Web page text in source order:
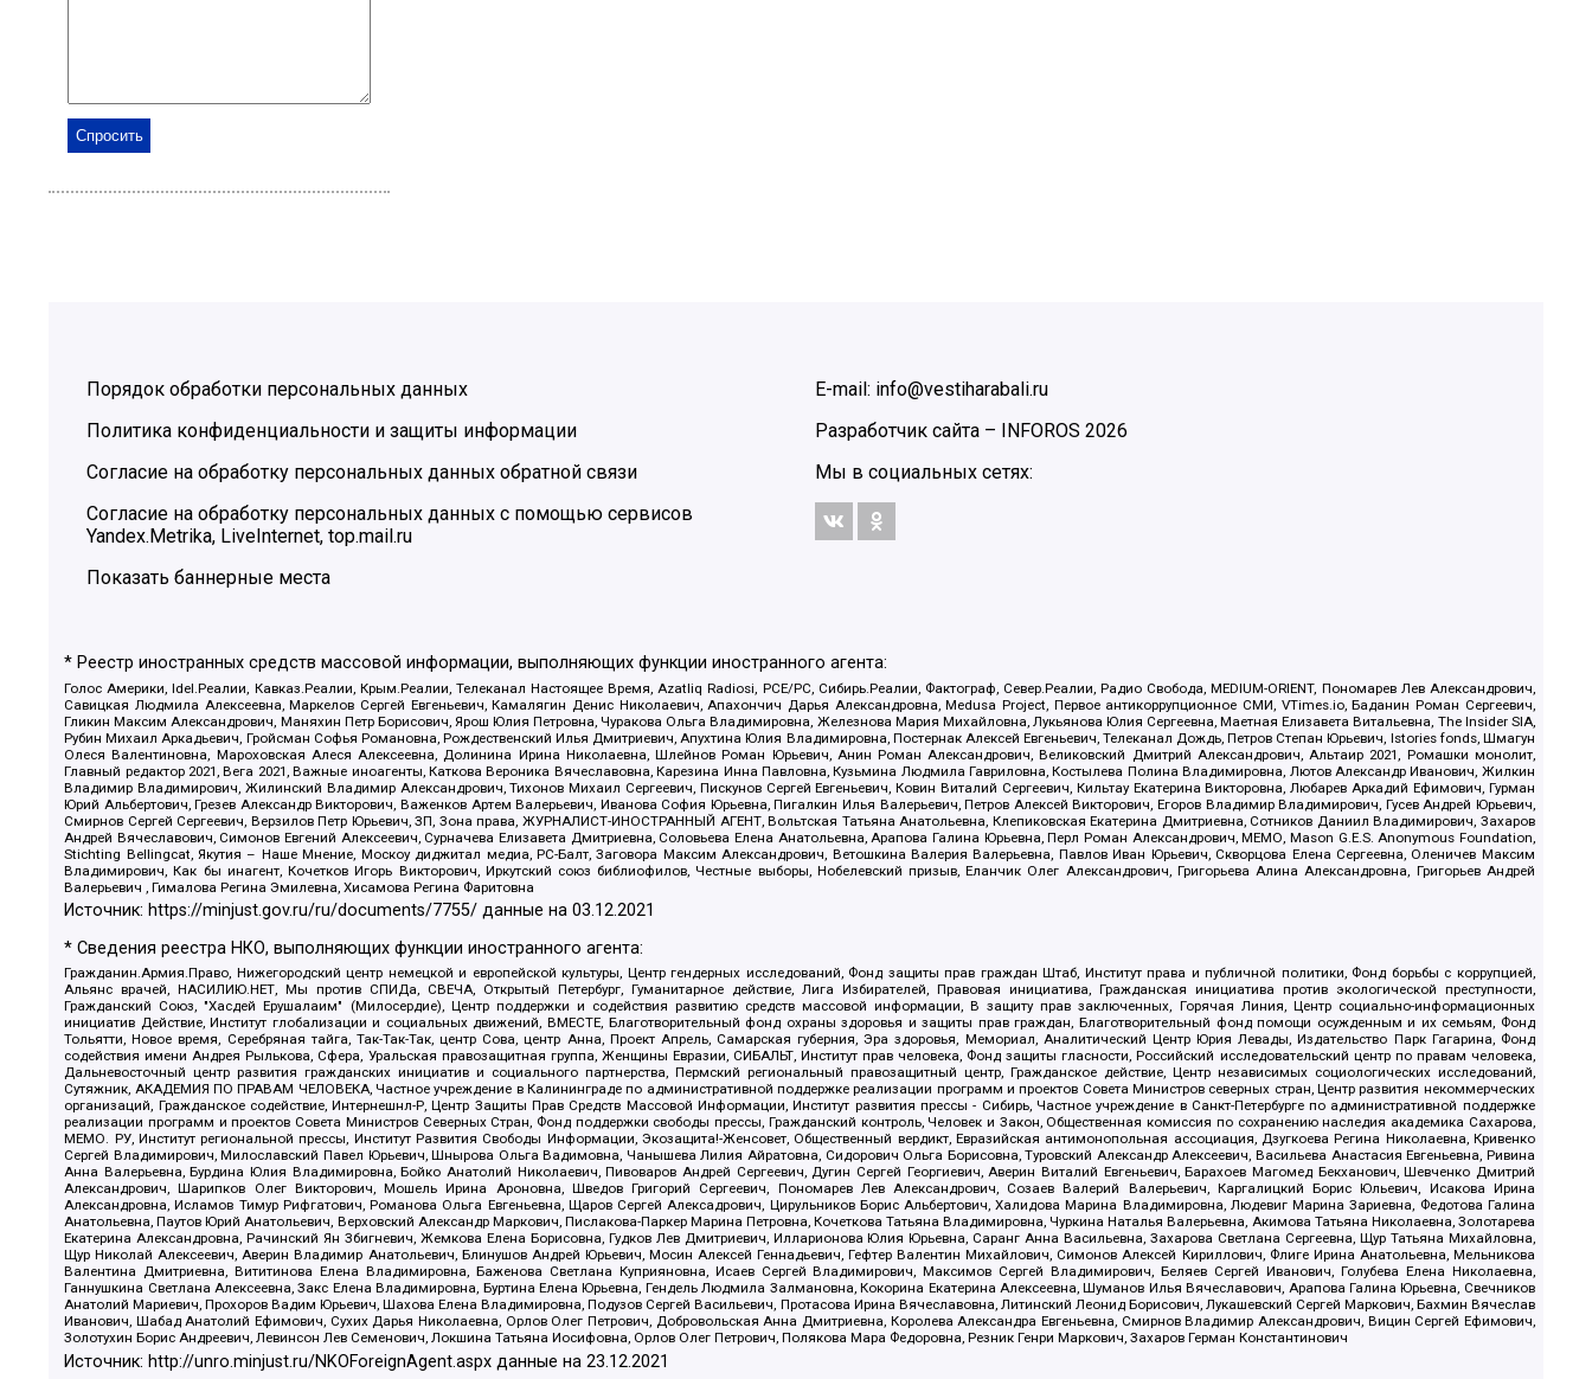
Порядок обработки персональных данных
Политика конфиденциальности и защиты информации
Согласие на обработку персональных данных обратной связи
Согласие на обработку персональных данных с помощью сервисов
Yandex.Metrika, LiveInternet, top.mail.ru
Показать баннерные места
E-mail: info@vestiharabali.ru
Разработчик сайта –
INFOROS 2026
Мы в социальных сетях:
* Реестр иностранных средств массовой информации, выполняющих функции иностранного агента:
Голос Америки, Idel.Реалии, Кавказ.Реалии, Крым.Реалии, Телеканал Настоящее Время, Azatliq Radiosi, PCE/PC, Сибирь.Реалии, Фактограф, Север.Реалии, Радио Свобода, MEDIUM-ORIENT, Пономарев Лев Александрович,
Савицкая Людмила Алексеевна, Маркелов Сергей Евгеньевич, Камалягин Денис Николаевич, Апахончич Дарья Александровна, Medusa Project, Первое антикоррупционное СМИ, VTimes.io, Баданин Роман Сергеевич,
Гликин Максим Александрович, Маняхин Петр Борисович, Ярош Юлия Петровна, Чуракова Ольга Владимировна, Железнова Мария Михайловна, Лукьянова Юлия Сергеевна, Маетная Елизавета Витальевна, The Insider SIA,
Рубин Михаил Аркадьевич, Гройсман Софья Романовна, Рождественский Илья Дмитриевич, Апухтина Юлия Владимировна, Постернак Алексей Евгеньевич, Телеканал Дождь, Петров Степан Юрьевич, Istories fonds, Шмагун
Олеся Валентиновна, Мароховская Алеся Алексеевна, Долинина Ирина Николаевна, Шлейнов Роман Юрьевич, Анин Роман Александрович, Великовский Дмитрий Александрович, Альтаир 2021, Ромашки монолит,
Главный редактор 2021, Вега 2021, Важные иноагенты, Каткова Вероника Вячеславовна, Карезина Инна Павловна, Кузьмина Людмила Гавриловна, Костылева Полина Владимировна, Лютов Александр Иванович, Жилкин
Владимир Владимирович, Жилинский Владимир Александрович, Тихонов Михаил Сергеевич, Пискунов Сергей Евгеньевич, Ковин Виталий Сергеевич, Кильтау Екатерина Викторовна, Любарев Аркадий Ефимович, Гурман
Юрий Альбертович, Грезев Александр Викторович, Важенков Артем Валерьевич, Иванова София Юрьевна, Пигалкин Илья Валерьевич, Петров Алексей Викторович, Егоров Владимир Владимирович, Гусев Андрей Юрьевич,
Смирнов Сергей Сергеевич, Верзилов Петр Юрьевич, ЗП, Зона права, ЖУРНАЛИСТ-ИНОСТРАННЫЙ АГЕНТ, Вольтская Татьяна Анатольевна, Клепиковская Екатерина Дмитриевна, Сотников Даниил Владимирович, Захаров
Андрей Вячеславович, Симонов Евгений Алексеевич, Сурначева Елизавета Дмитриевна, Соловьева Елена Анатольевна, Арапова Галина Юрьевна, Перл Роман Александрович, МЕМО, Mason G.E.S. Anonymous Foundation,
Stichting Bellingcat, Якутия – Наше Мнение, Москоу диджитал медиа, РС-Балт, Заговора Максим Александрович, Ветошкина Валерия Валерьевна, Павлов Иван Юрьевич, Скворцова Елена Сергеевна, Оленичев Максим
Владимирович, Как бы инагент, Кочетков Игорь Викторович, Иркутский союз библиофилов, Честные выборы, Нобелевский призыв, Еланчик Олег Александрович, Григорьева Алина Александровна, Григорьев Андрей
Валерьевич , Гималова Регина Эмилевна, Хисамова Регина Фаритовна
Источник: https://minjust.gov.ru/ru/documents/7755/ данные на03.12.2021
* Сведения реестра НКО, выполняющих функции иностранного агента:
Гражданин.Армия.Право, Нижегородский центр немецкой и европейской культуры, Центр гендерных исследований, Фонд защиты прав граждан Штаб, Институт права и публичной политики, Фонд борьбы с коррупцией,
Альянс врачей, НАСИЛИЮ.НЕТ, Мы против СПИДа, СВЕЧА, Открытый Петербург, Гуманитарное действие, Лига Избирателей, Правовая инициатива, Гражданская инициатива против экологической преступности,
Гражданский Союз, "Хасдей Ерушалаим" (Милосердие), Центр поддержки и содействия развитию средств массовой информации, В защиту прав заключенных, Горячая Линия, Центр социально-информационных
инициатив Действие, Институт глобализации и социальных движений, ВМЕСТЕ, Благотворительный фонд охраны здоровья и защиты прав граждан, Благотворительный фонд помощи осужденным и их семьям, Фонд
Тольятти, Новое время, Серебряная тайга, Так-Так-Так, центр Сова, центр Анна, Проект Апрель, Самарская губерния, Эра здоровья, Мемориал, Аналитический Центр Юрия Левады, Издательство Парк Гагарина, Фонд
содействия имени Андрея Рылькова, Сфера, Уральская правозащитная группа, Женщины Евразии, СИБАЛЬТ, Институт прав человека, Фонд защиты гласности, Российский исследовательский центр по правам человека,
Дальневосточный центр развития гражданских инициатив и социального партнерства, Пермский региональный правозащитный центр, Гражданское действие, Центр независимых социологических исследований,
Сутяжник, АКАДЕМИЯ ПО ПРАВАМ ЧЕЛОВЕКА, Частное учреждение в Калининграде по административной поддержке реализации программ и проектов Совета Министров северных стран, Центр развития некоммерческих
организаций, Гражданское содействие, Интернешнл-Р, Центр Защиты Прав Средств Массовой Информации, Институт развития прессы - Сибирь, Частное учреждение в Санкт-Петербурге по административной поддержке
реализации программ и проектов Совета Министров Северных Стран, Фонд поддержки свободы прессы, Гражданский контроль, Человек и Закон, Общественная комиссия по сохранению наследия академика Сахарова,
МЕМО. РУ, Институт региональной прессы, Институт Развития Свободы Информации, Экозащита!-Женсовет, Общественный вердикт, Евразийская антимонопольная ассоциация, Дзугкоева Регина Николаевна, Кривенко
Сергей Владимирович, Милославский Павел Юрьевич, Шнырова Ольга Вадимовна, Чанышева Лилия Айратовна, Сидорович Ольга Борисовна, Туровский Александр Алексеевич, Васильева Анастасия Евгеньевна, Ривина
Анна Валерьевна, Бурдина Юлия Владимировна, Бойко Анатолий Николаевич, Пивоваров Андрей Сергеевич, Дугин Сергей Георгиевич, Аверин Виталий Евгеньевич, Барахоев Магомед Бекханович, Шевченко Дмитрий
Александрович, Шарипков Олег Викторович, Мошель Ирина Ароновна, Шведов Григорий Сергеевич, Пономарев Лев Александрович, Созаев Валерий Валерьевич, Каргалицкий Борис Юльевич, Исакова Ирина
Александровна, Исламов Тимур Рифгатович, Романова Ольга Евгеньевна, Щаров Сергей Алексадрович, Цирульников Борис Альбертович, Халидова Марина Владимировна, Людевиг Марина Зариевна, Федотова Галина
Анатольевна, Паутов Юрий Анатольевич, Верховский Александр Маркович, Пислакова-Паркер Марина Петровна, Кочеткова Татьяна Владимировна, Чуркина Наталья Валерьевна, Акимова Татьяна Николаевна, Золотарева
Екатерина Александровна, Рачинский Ян Збигневич, Жемкова Елена Борисовна, Гудков Лев Дмитриевич, Илларионова Юлия Юрьевна, Саранг Анна Васильевна, Захарова Светлана Сергеевна, Щур Татьяна Михайловна,
Щур Николай Алексеевич, Аверин Владимир Анатольевич, Блинушов Андрей Юрьевич, Мосин Алексей Геннадьевич, Гефтер Валентин Михайлович, Симонов Алексей Кириллович, Флиге Ирина Анатольевна, Мельникова
Валентина Дмитриевна, Вититинова Елена Владимировна, Баженова Светлана Куприяновна, Исаев Сергей Владимирович, Максимов Сергей Владимирович, Беляев Сергей Иванович, Голубева Елена Николаевна,
Ганнушкина Светлана Алексеевна, Закс Елена Владимировна, Буртина Елена Юрьевна, Гендель Людмила Залмановна, Кокорина Екатерина Алексеевна, Шуманов Илья Вячеславович, Арапова Галина Юрьевна, Свечников
Анатолий Мариевич, Прохоров Вадим Юрьевич, Шахова Елена Владимировна, Подузов Сергей Васильевич, Протасова Ирина Вячеславовна, Литинский Леонид Борисович, Лукашевский Сергей Маркович, Бахмин Вячеслав
Иванович, Шабад Анатолий Ефимович, Сухих Дарья Николаевна, Орлов Олег Петрович, Добровольская Анна Дмитриевна, Королева Александра Евгеньевна, Смирнов Владимир Александрович, Вицин Сергей Ефимович,
Золотухин Борис Андреевич, Левинсон Лев Семенович, Локшина Татьяна Иосифовна, Орлов Олег Петрович, Полякова Мара Федоровна, Резник Генри Маркович, Захаров Герман Константинович
Источник: http://unro.minjust.ru/NKOForeignAgent.aspx данные на23.12.2021